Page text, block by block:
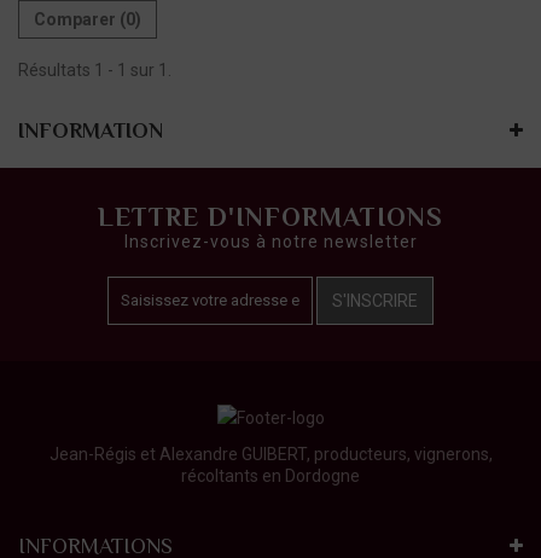
Comparer (0)
Résultats 1 - 1 sur 1.
INFORMATION
LETTRE D'INFORMATIONS
Inscrivez-vous à notre newsletter
S'INSCRIRE
Jean-Régis et Alexandre GUIBERT, producteurs, vignerons,
récoltants en Dordogne
INFORMATIONS